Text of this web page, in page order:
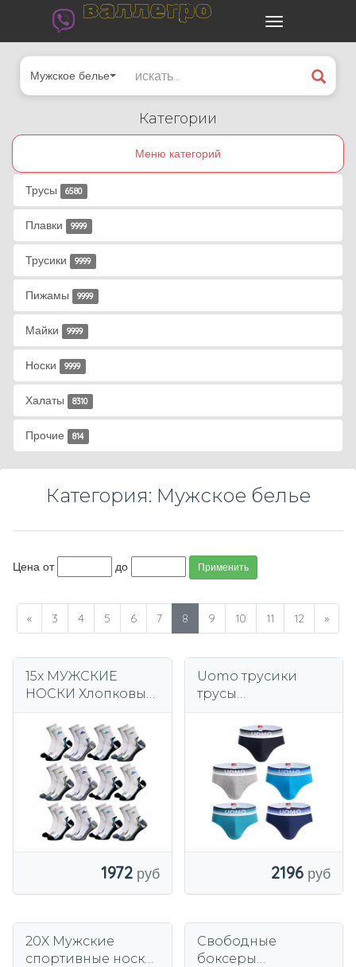
валлегро
Мужское белье
Категории
Меню категорий
Трусы 6580
Плавки 9999
Трусики 9999
Пижамы 9999
Майки 9999
Носки 9999
Халаты 8310
Прочие 814
Категория: Мужское белье
Цена от до Применить
« 3 4 5 6 7 8 9 10 11 12 »
15x МУЖСКИЕ
НОСКИ Хлопковые
темные носки
1972
Uomo трусики
трусы
2196
20X Мужские
спортивные носки
Свободные
боксеры